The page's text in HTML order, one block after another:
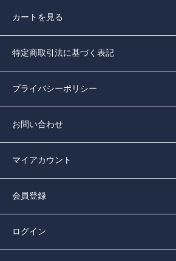
カートを見る
特定商取引法に基づく表記
プライバシーポリシー
お問い合わせ
マイアカウント
会員登録
ログイン